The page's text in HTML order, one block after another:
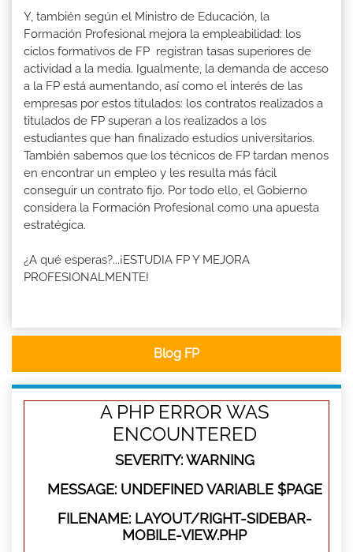
Y, también según el Ministro de Educación, la
Formación Profesional mejora la empleabilidad: los
ciclos formativos de FP registran tasas superiores de
actividad a la media. Igualmente, la demanda de acceso
a la FP está aumentando, así como el interés de las
empresas por estos titulados: los contratos realizados a
titulados de FP superan a los realizados a los
estudiantes que han finalizado estudios universitarios.
También sabemos que los técnicos de FP tardan menos
en encontrar un empleo y les resulta más fácil
conseguir un contrato fijo. Por todo ello, el Gobierno
considera la Formación Profesional como una apuesta
estratégica.
¿A qué esperas?...¡ESTUDIA FP Y MEJORA
PROFESIONALMENTE!
Blog FP
A PHP ERROR WAS
ENCOUNTERED
SEVERITY: WARNING
MESSAGE: UNDEFINED VARIABLE $PAGE
FILENAME: LAYOUT/RIGHT-SIDEBAR-
MOBILE-VIEW.PHP